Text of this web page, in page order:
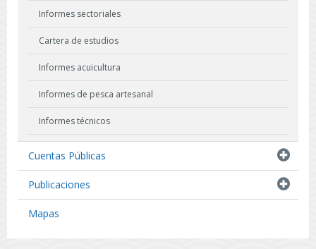
Informes sectoriales
Cartera de estudios
Informes acuicultura
Informes de pesca artesanal
Informes técnicos
Resultados de Pescas de Investigación
Cuentas Públicas
Publicaciones
Mapas